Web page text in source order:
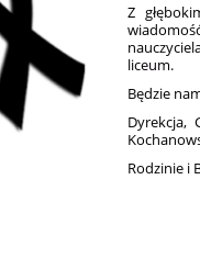
Z
liceum.
Będzie
Dyrekcja,
Rodzinie i